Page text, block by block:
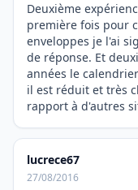
Deuxième
première fois pour
enveloppes je l'ai
de réponse. Et
années le
il est réduit et très
rapport à d'autres
lucrece67
27/08/2016